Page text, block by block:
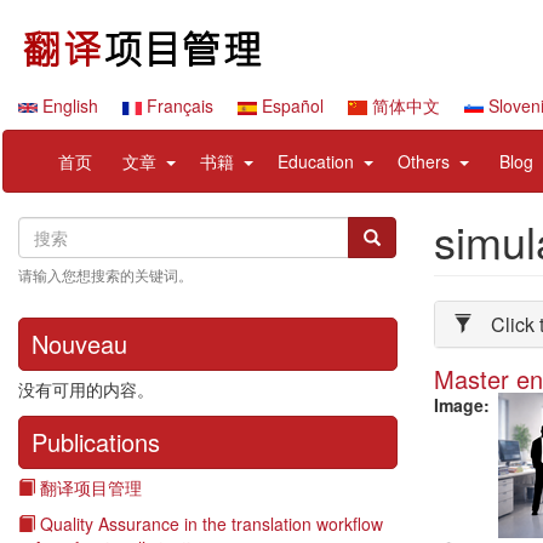
要
English Français Español 简体中文
principale
首页 文章 expand书籍 expandEducation expand
items
Others expand
items
Blog
account
menu
Search
搜
索
搜索
请输入您想搜索的关键词。
Nouveau
没有可用的内容。
Publications
翻译项目管理
Quality Assurance in the translation workflow
Click
Master
Image